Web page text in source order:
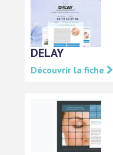
DELAY
Découvrir la fiche